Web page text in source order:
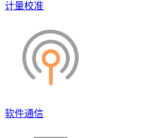
计量校准
软件通信